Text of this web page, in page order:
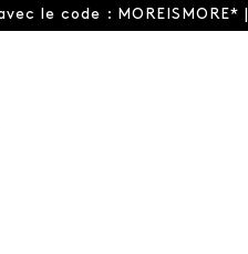
le code : MOREISMORE* |